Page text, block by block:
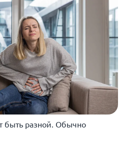
быть разной. Обычно